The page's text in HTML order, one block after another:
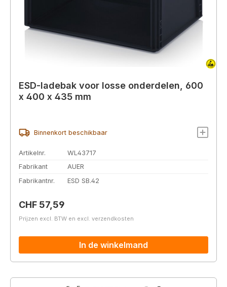
ESD-ladebak voor losse onderdelen, 600
x 400 x 435 mm
Binnenkort beschikbaar
Artikelnr.
WL43717
Fabrikant
AUER
Fabrikantnr.
ESD SB.42
Normale prijs:
CHF 57,59
Prijzen excl. BTW en excl. verzendkosten
In de winkelmand